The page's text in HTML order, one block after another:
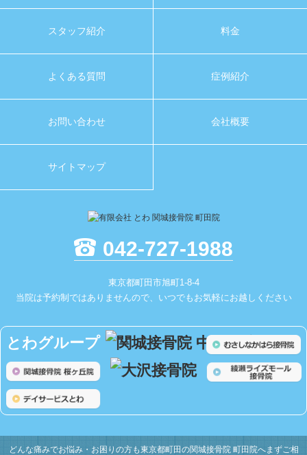
スタッフ紹介 料金
よくある質問 症例紹介
お問い合わせ 会社概要
サイトマップ
042-727-1988
東京都町田市旭町1-8-4
当院は予約制ではありませんので、いつでもお気軽にお越しください
とわグループ
どんな痛みでお悩み・お困りの方も東京都町田の関城接骨院 町田院へまずご相